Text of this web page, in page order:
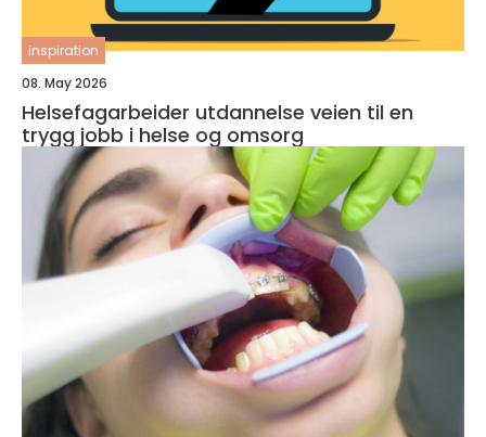
inspiration
08. May 2026
Helsefagarbeider utdannelse veien til en
trygg jobb i helse og omsorg